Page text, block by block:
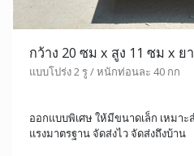
กว้าง 20 ซม x สูง 11 ซม x ย
แบบโปร่ง 2 รู / หนักท่อนละ 40 กก
ออกแบบพิเศษ ให้มีขนาดเล็ก เหมา
แรงมาตรฐาน จัดส่งไว จัดส่งถึงบ้าน